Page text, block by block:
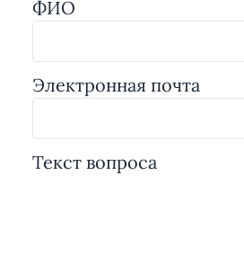
ФИО
Электронная почта
Текст вопроса